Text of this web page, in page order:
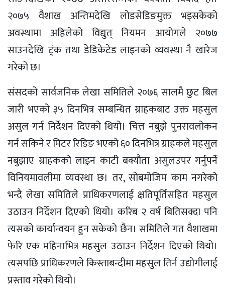
२०७५ वैशाख अन्तिमदेखि लोडसेडिङमुक्त भइसकेको
अवस्थामा अहिलेको विद्युत् नियमन आयोगले २०७७
साउनदेखि ट्रंक तथा डेडिकेटेड लाइनको व्यवस्था नै खारेज
गरेको छ।
संसदको सार्वजनिक लेखा समितिले २०७६ सालमै छुट बिल
जारी भएको ३५ दिनभित्र सम्बन्धित ग्राहकबाट उक्त महसुल
असुल गर्न निर्देशन दिएको थियो। चित्त नबुझे पुनरावलोकन
गर्न सकिने र मिटर रिडिङ भएको ६० दिनभित्र ग्राहकले महसुल
नबुझाए ग्राहकको लाइन काटी बक्यौता असुलउपर गर्नुपर्ने
विनियमावलीमा व्यवस्था छ। तर, सोबमोजिम काम नगरेको
भन्दै लेखा समितिले प्राधिकरणलाई क्षतिपूर्तिसहित महसुल
उठाउन निर्देशन दिएको थियो। करिब २ वर्ष बितिसक्दा पनि
त्यसको कार्यान्वयन हुन सकेको छैन। समितिले गत वैशाखमा
फेरि एक महिनाभित्र महसुल उठाउन निर्देशन दिएको थियो।
त्यसपछि प्राधिकरणले किस्ताबन्दीमा महसुल तिर्न उद्योगीलाई
प्रस्ताव गरेको थियो।